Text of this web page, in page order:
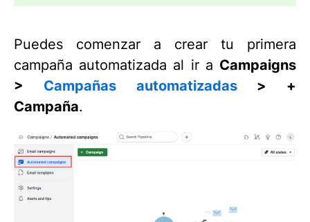
Puedes comenzar a crear tu primera
campaña automatizada al ir a Campaigns
> Campañas automatizadas> +
Campaña.